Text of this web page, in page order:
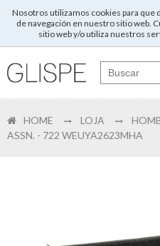
Nosotros utilizamos cookies para que
de navegación en nuestro sitio web.
sitio web y/o utiliza nuestros
English
HOME LOJA
ASSN. - 722 WEUYA2623MHA